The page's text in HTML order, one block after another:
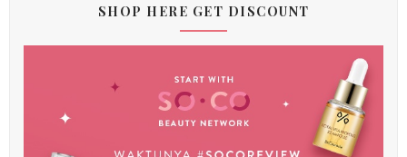
SHOP HERE GET DISCOUNT